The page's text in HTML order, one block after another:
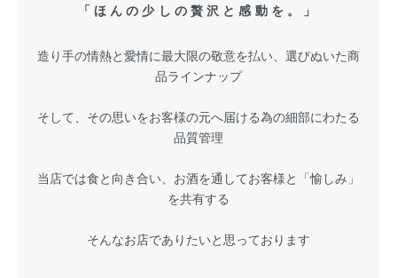
「ほんの少しの贅沢と感動を。」
造り手の情熱と愛情に最大限の敬意を払い、選びぬいた商
品ラインナップ
そして、その思いをお客様の元へ届ける為の細部にわたる
品質管理
当店では食と向き合い、お酒を通してお客様と「愉しみ」
を共有する
そんなお店でありたいと思っております